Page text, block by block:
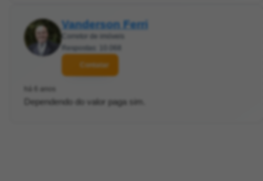
Vanderson Ferri
Corretor de imóveis
Respostas: 10.068
Contatar
há 6 anos
Dependendo do valor paga sim.